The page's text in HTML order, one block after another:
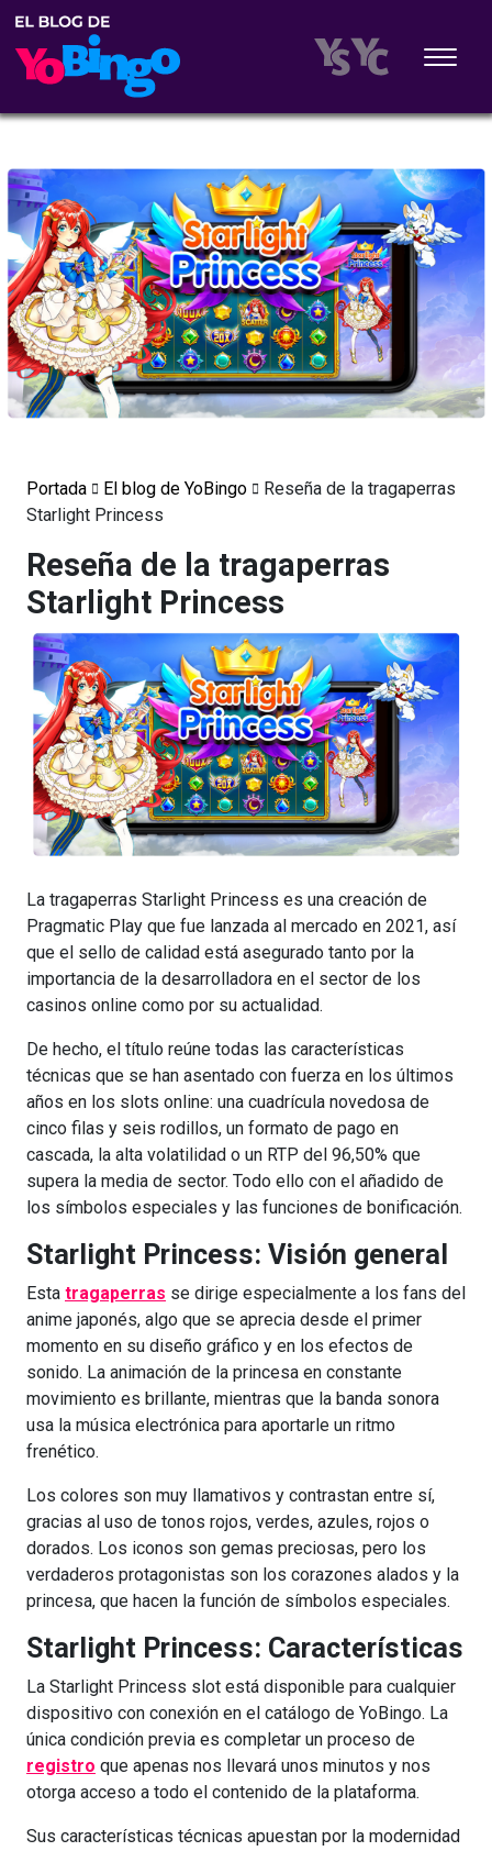
Portada El blog de YoBingo
Reseña de la tragaperras
Starlight Princess
Reseña de la tragaperras
Starlight Princess
La tragaperras Starlight Princess es una creación de
Pragmatic Play que fue lanzada al mercado en 2021, así
que el sello de calidad está asegurado tanto por la
importancia de la desarrolladora en el sector de los
casinos online como por su actualidad.
De hecho, el título reúne todas las características
técnicas que se han asentado con fuerza en los últimos
años en los slots online: una cuadrícula novedosa de
cinco filas y seis rodillos, un formato de pago en
cascada, la alta volatilidad o un RTP del 96,50% que
supera la media de sector. Todo ello con el añadido de
los símbolos especiales y las funciones de bonificación.
Starlight Princess: Visión general
Esta tragaperras se dirige especialmente a los fans del
anime japonés, algo que se aprecia desde el primer
momento en su diseño gráfico y en los efectos de
sonido. La animación de la princesa en constante
movimiento es brillante, mientras que la banda sonora
usa la música electrónica para aportarle un ritmo
frenético.
Los colores son muy llamativos y contrastan entre sí,
gracias al uso de tonos rojos, verdes, azules, rojos o
dorados. Los iconos son gemas preciosas, pero los
verdaderos protagonistas son los corazones alados y la
princesa, que hacen la función de símbolos especiales.
Starlight Princess: Características
La Starlight Princess slot está disponible para cualquier
dispositivo con conexión en el catálogo de YoBingo. La
única condición previa es completar un proceso de
registro que apenas nos llevará unos minutos y nos
otorga acceso a todo el contenido de la plataforma.
Sus características técnicas apuestan por la modernidad